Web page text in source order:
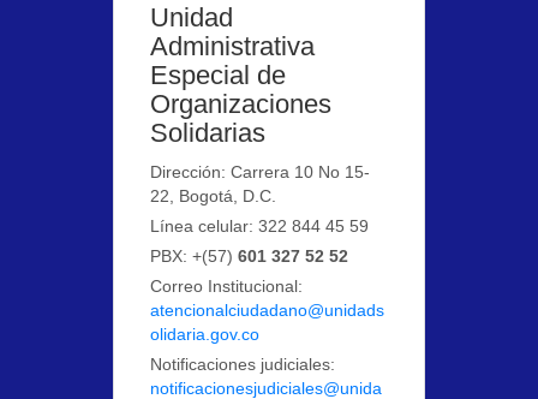
Unidad
Administrativa
Especial de
Organizaciones
Solidarias
Dirección: Carrera 10 No 15-
22, Bogotá, D.C.
Línea celular: 322 844 45 59
PBX: +(57)601 327 52 52
Correo Institucional:
atencionalciudadano@unidads
olidaria.gov.co
Notificaciones judiciales:
notificacionesjudiciales@unida